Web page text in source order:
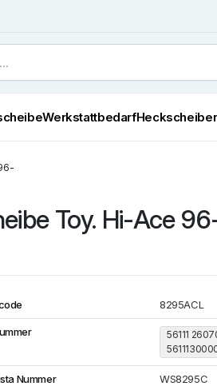
Werkstattbedarf
Toy. Hi-Ace
8295ACL
56111
Nummer WS8295C